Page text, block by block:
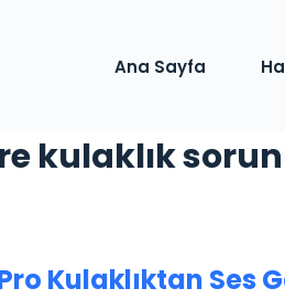
Ana Sayfa
kulaklık
Kulaklıktan Ses